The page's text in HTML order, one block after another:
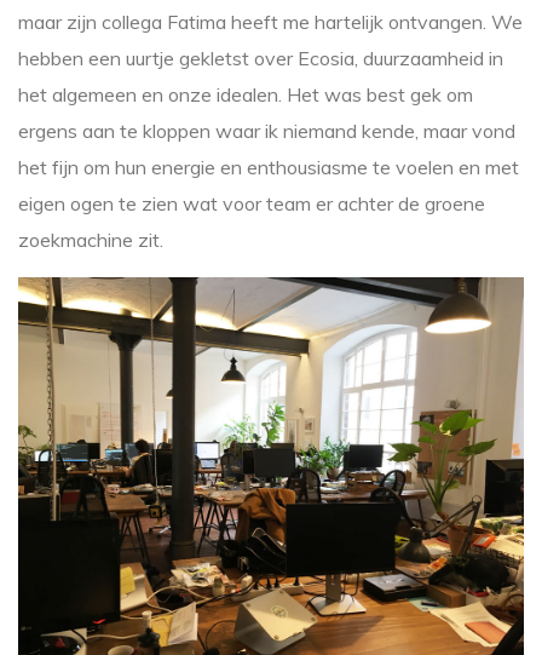
maar zijn collega Fatima heeft me hartelijk ontvangen. We
hebben een uurtje gekletst over Ecosia, duurzaamheid in
het algemeen en onze idealen. Het was best gek om
ergens aan te kloppen waar ik niemand kende, maar vond
het fijn om hun energie en enthousiasme te voelen en met
eigen ogen te zien wat voor team er achter de groene
zoekmachine zit.